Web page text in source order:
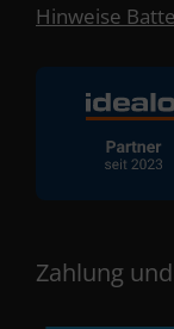
Hinweise
Zahlung